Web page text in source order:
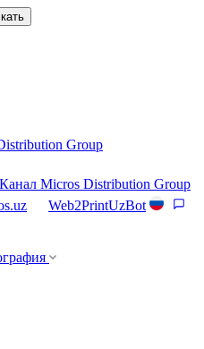
Group
Канал Micros Distribution Group
Web2PrintUzBot